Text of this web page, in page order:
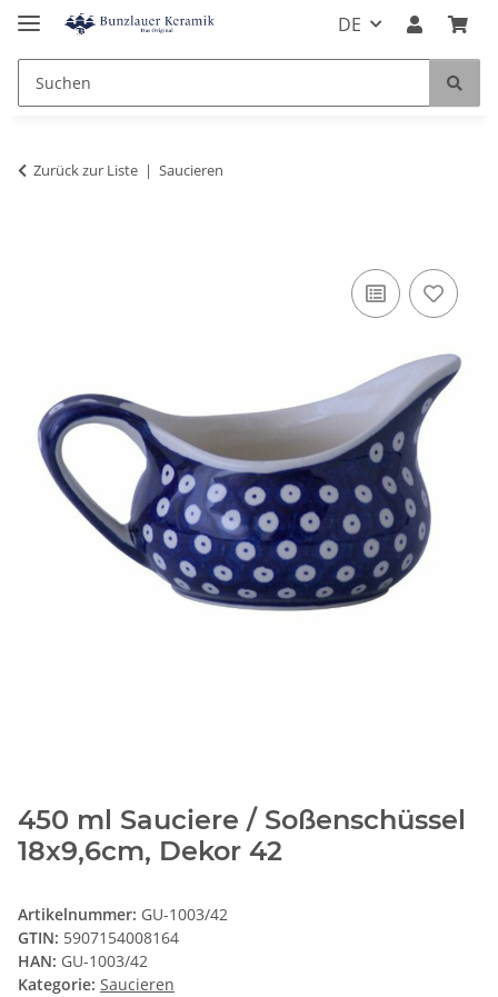
DE
Zurück zur Liste Saucieren
450 ml Sauciere / Soßenschüssel
18x9,6cm, Dekor 42
Artikelnummer: GU-1003/42
GTIN: 5907154008164
HAN: GU-1003/42
Kategorie: Saucieren